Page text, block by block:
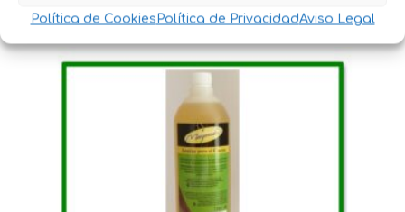
Política de Cookies Política de PrivacidadAviso Legal